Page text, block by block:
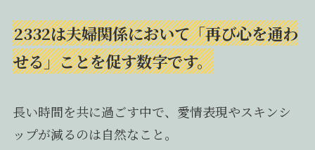
2332は夫婦関係において「再び心を通わ
せる」ことを促す数字です。
長い時間を共に過ごす中で、愛情表現やスキンシ
ップが減るのは自然なこと。